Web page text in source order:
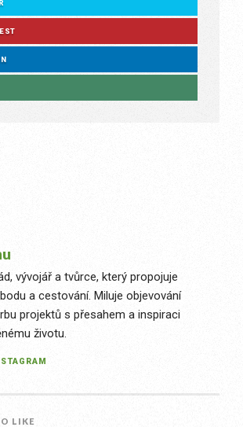
vývojář a tvůrce, který propojuje
a cestování. Miluje objevování
projektů s přesahem a inspiraci
životu.
LIKE